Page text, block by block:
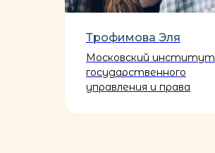
Трофимова Эля
Московский институт
государственного
управления и права